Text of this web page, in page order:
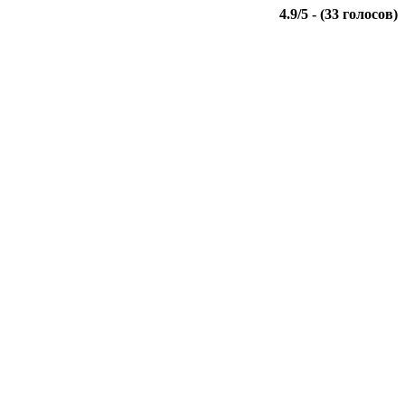
4.9/5 - (33 голосов)